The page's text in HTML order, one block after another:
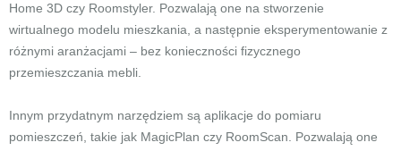
Home 3D czy Roomstyler. Pozwalają one na stworzenie
wirtualnego modelu mieszkania, a następnie eksperymentowanie z
różnymi aranżacjami – bez konieczności fizycznego
przemieszczania mebli.
Innym przydatnym narzędziem są aplikacje do pomiaru
pomieszczeń, takie jak MagicPlan czy RoomScan. Pozwalają one